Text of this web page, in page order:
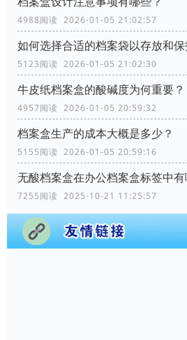
4988阅读 2026-01-05 21:02:57
如何选择合适的档案袋以存放和保
5123阅读 2026-01-05 21:02:30
牛皮纸档案盒的酸碱度为何重要？
4957阅读 2026-01-05 20:59:32
档案盒生产的成本大概是多少？
5155阅读 2026-01-05 20:59:16
无酸档案盒在办公档案盒标签中
7255阅读 2025-10-21 11:25:57